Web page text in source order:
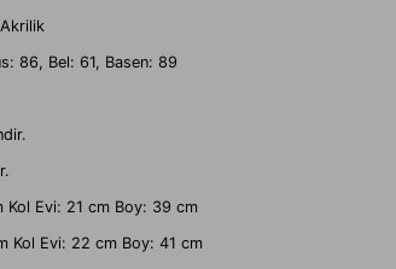
86, Bel: 61, Basen: 89
Kol Evi: 21 cm Boy: 39 cm
Kol Evi: 22 cm Boy: 41 cm